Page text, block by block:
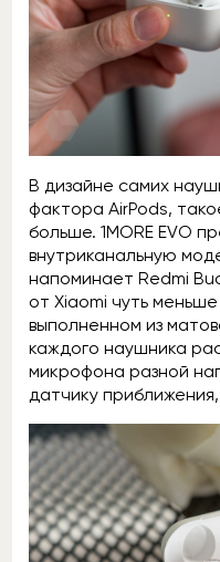
В дизайне самих
фактора AirPods,
больше. 1MORE EVO
внутриканальную
напоминает Redmi
от Xiaomi чуть
выполненном из
каждого наушника
микрофона разной
датчику